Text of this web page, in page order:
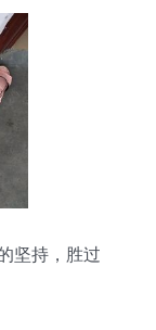
坚持，胜过